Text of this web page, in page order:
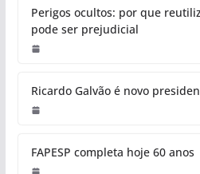
Perigos ocultos: por que
pode ser prejudicial
Ricardo Galvão é novo
FAPESP completa hoje 60 anos